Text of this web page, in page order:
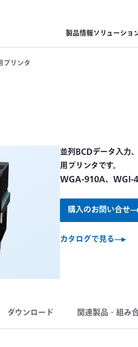
製品情報ソリューショ
プリンタ
並列BCDデータ入力
用プリンタです。
購入のお問い合せ
カタログで見る
ダウンロード 関連製品・組み